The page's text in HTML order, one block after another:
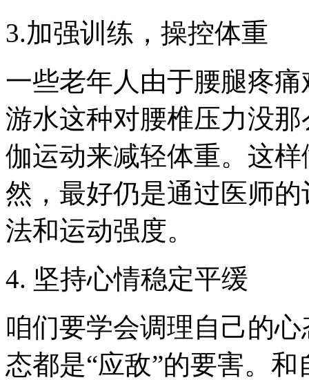
3.加强训练，操控体重
一些老年人由于腰腿疼
游水这种对腰椎压力没
伽运动来减轻体重。这
然，最好仍是通过医师
法和运动强度。
4. 坚持心情稳定平缓
咱们要学会调理自己的
态都是“应敌”的要害。